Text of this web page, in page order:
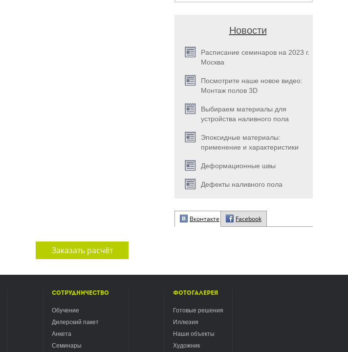
Новости
Расписание семинаров на 2023 г.
Москва
Посмотрите наше новое видео:
Монтаж полов 3D
Выбираем материалы для
устройства наливного пола
Эпоксидные материалы:
применение и характеристики
Деформационные швы
Дефекты наливного пола
Вконтакте Facebook
Заказать расчёт
Сотрудничество
Обучение
Дилерский пакет
Анкета
Семинары
Фотогалерея
Готовые решения
Иллюзия
Наши объекты
Художник